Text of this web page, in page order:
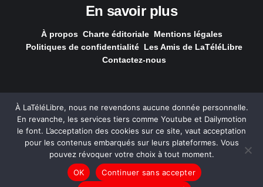
En savoir plus
À propos Charte éditoriale Mentions légales
Politiques de confidentialité Les Amis de LaTéléLibre
Contactez-nous
LaTéléLibre.fr, ce site a été réalisé par l'agenceNOUS, Ouvert,
Utile & Simple
— Tous les contenus, sauf exception signalée, sont
sous licence Creative Commons .
À LaTéléLibre, nous ne revendons aucune donnée personnelle.
En revanche, les services tiers comme Youtube et Dailymotion
le font. L’acceptation des cookies sur ce site, vaut acceptation
pour les contenus embarqués sur leurs plateformes. Vous
pouvez révoquer votre choix à tout moment.
OK
Continuer sans accepter